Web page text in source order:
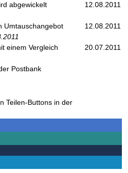
abgewickelt
12.08.2011
Umtauschangebot
12.08.2011
einem Vergleich
20.07.2011
Postbank
Teilen-Buttons in der